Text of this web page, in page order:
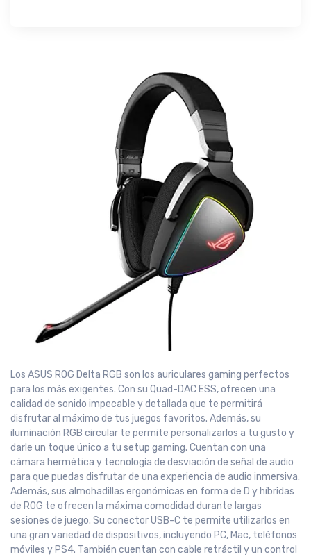
Los ASUS ROG Delta RGB son los auriculares gaming perfectos
para los más exigentes. Con su Quad-DAC ESS, ofrecen una
calidad de sonido impecable y detallada que te permitirá
disfrutar al máximo de tus juegos favoritos. Además, su
iluminación RGB circular te permite personalizarlos a tu gusto y
darle un toque único a tu setup gaming. Cuentan con una
cámara hermética y tecnología de desviación de señal de audio
para que puedas disfrutar de una experiencia de audio inmersiva.
Además, sus almohadillas ergonómicas en forma de D y híbridas
de ROG te ofrecen la máxima comodidad durante largas
sesiones de juego. Su conector USB-C te permite utilizarlos en
una gran variedad de dispositivos, incluyendo PC, Mac, teléfonos
móviles y PS4. También cuentan con cable retráctil y un control